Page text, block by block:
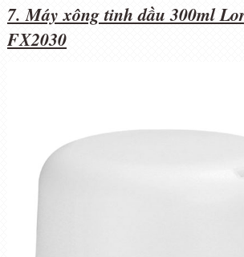
7. Máy xông tinh dầu 300ml
FX2030